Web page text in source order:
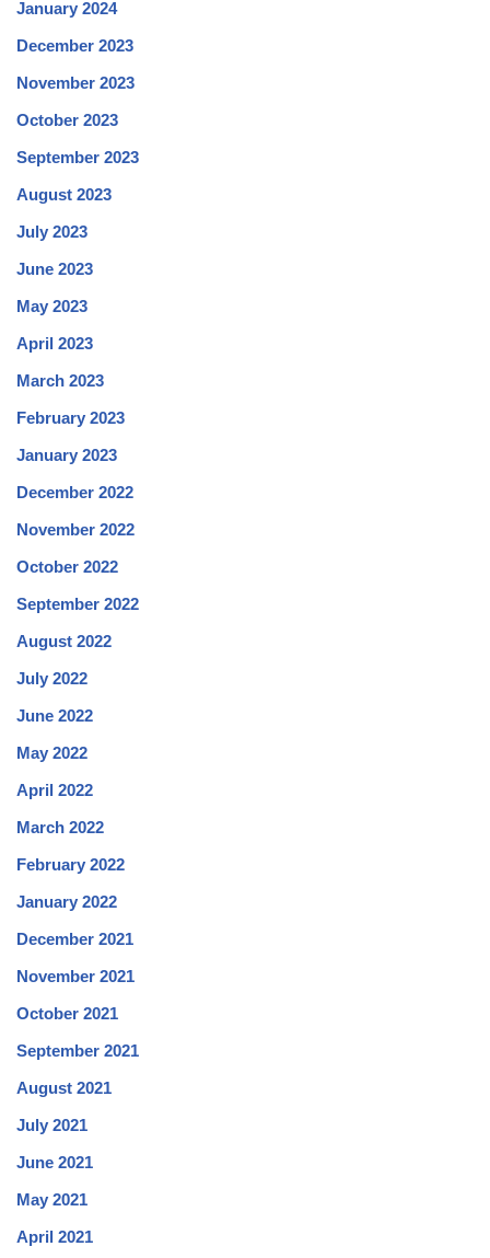
January 2024
December 2023
November 2023
October 2023
September 2023
August 2023
July 2023
June 2023
May 2023
April 2023
March 2023
February 2023
January 2023
December 2022
November 2022
October 2022
September 2022
August 2022
July 2022
June 2022
May 2022
April 2022
March 2022
February 2022
January 2022
December 2021
November 2021
October 2021
September 2021
August 2021
July 2021
June 2021
May 2021
April 2021